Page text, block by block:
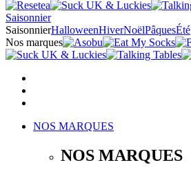
Saisonnier
SaisonnierHalloweenHiverNoëlPâquesÉté
Nos marques
NOS MARQUES
NOS MARQUES